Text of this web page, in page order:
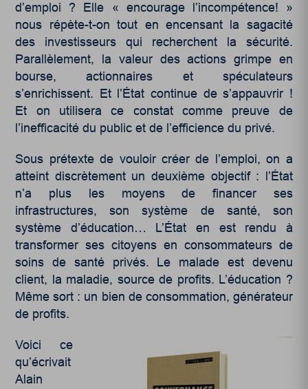
d’emploi ? Elle « encourage l’incompétence! »
nous répète-t-on tout en encensant la sagacité
des investisseurs qui recherchent la sécurité.
Parallèlement, la valeur des actions grimpe en
bourse, actionnaires et spéculateurs
s’enrichissent. Et l’État continue de s’appauvrir !
Et on utilisera ce constat comme preuve de
l’inefficacité du public et de l’efficience du privé.
Sous prétexte de vouloir créer de l’emploi, on a
atteint discrètement un deuxième objectif : l’État
n’a plus les moyens de financer ses
infrastructures, son système de santé, son
système d’éducation… L’État en est rendu à
transformer ses citoyens en consommateurs de
soins de santé privés. Le malade est devenu
client, la maladie, source de profits. L’éducation ?
Même sort : un bien de consommation, générateur
de profits.
Voici ce
qu’écrivait
Alain